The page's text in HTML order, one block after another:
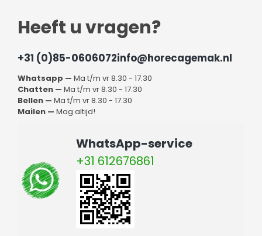
Heeft u vragen?
+31 (0)85-0606072info@horecagemak.nl
Whatsapp — Ma t/m vr 8.30 - 17.30
Chatten — Ma t/m vr 8.30 - 17.30
Bellen — Ma t/m vr 8.30 - 17.30
Mailen — Mag altijd!
WhatsApp-service
+31 612676861